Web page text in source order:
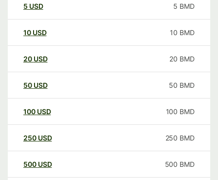
5 USD 5 BMD
10 USD 10 BMD
20 USD 20 BMD
50 USD 50 BMD
100 USD 100 BMD
250 USD 250 BMD
500 USD 500 BMD